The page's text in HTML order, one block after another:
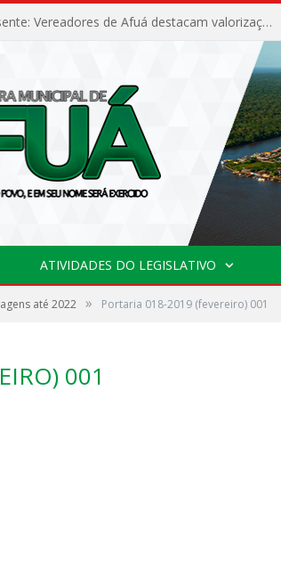
Poder legislativo presente: Vereadores de Afuá destacam valorização cultural e desenvolvimento no 42º Festival do Camarão
ATIVIDADES DO LEGISLATIVO
até 2022 » Portaria 018-2019 (fevereiro) 001
001